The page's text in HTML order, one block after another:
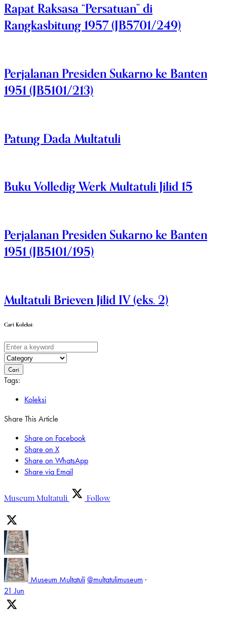
Rapat Raksasa “Persatuan” di
Rangkasbitung 1957 (JB5701/249)
Perjalanan Presiden Sukarno ke Banten
1951 (JB5101/213)
Patung Dada Multatuli
Buku Volledig Werk Multatuli Jilid 15
Perjalanan Presiden Sukarno ke Banten
1951 (JB5101/195)
Multatuli Brieven Jilid IV (eks. 2)
Cari Koleksi:
Cari
Tags:
Koleksi
Share This Article
Share on Facebook
Share on X
Share on WhatsApp
Share via Email
Museum Multatuli Follow
Museum Multatuli @multatulimuseum ·
21 Jun